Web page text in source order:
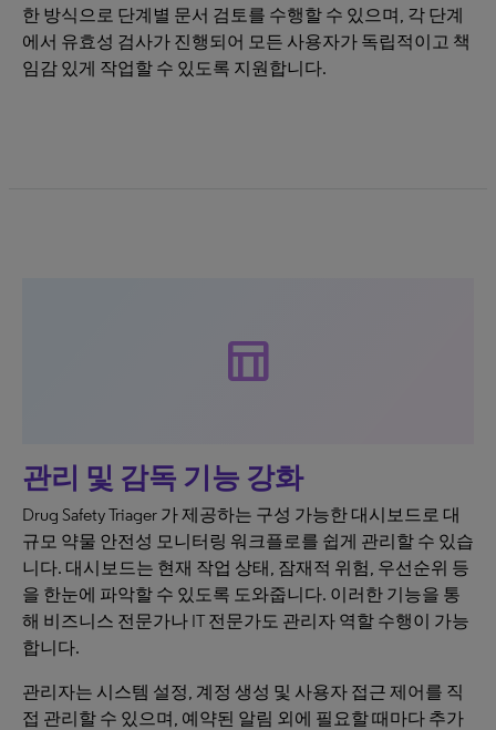
한 방식으로 단계별 문서 검토를 수행할 수 있으며, 각 단계
에서 유효성 검사가 진행되어 모든 사용자가 독립적이고 책
임감 있게 작업할 수 있도록 지원합니다.
table_chart
관리 및 감독 기능 강화
Drug Safety Triager 가 제공하는 구성 가능한 대시보드로 대
규모 약물 안전성 모니터링 워크플로를 쉽게 관리할 수 있습
니다. 대시보드는 현재 작업 상태, 잠재적 위험, 우선순위 등
을 한눈에 파악할 수 있도록 도와줍니다. 이러한 기능을 통
해 비즈니스 전문가나 IT 전문가도 관리자 역할 수행이 가능
합니다.
관리자는 시스템 설정, 계정 생성 및 사용자 접근 제어를 직
접 관리할 수 있으며, 예약된 알림 외에 필요할 때마다 추가